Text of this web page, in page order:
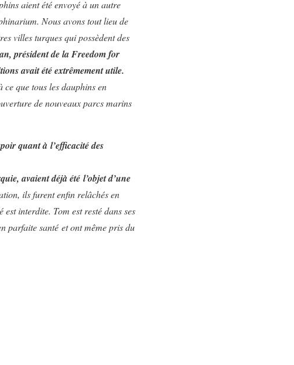
aient été envoyé à un autre
Nous avons tout lieu de
villes turques qui possèdent des
président de la Freedom for
avait été extrêmement utile.
que tous les dauphins en
de nouveaux parcs marins
quant à l’efficacité des
avaient déjà été l’objet d’une
ils furent enfin relâchés en
interdite. Tom est resté dans ses
parfaite santé et ont même pris du